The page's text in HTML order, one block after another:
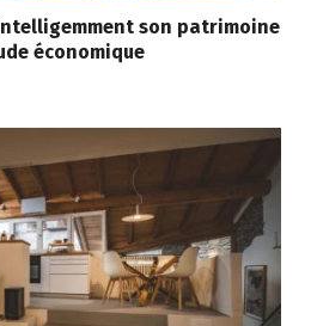
son patrimoine
économique